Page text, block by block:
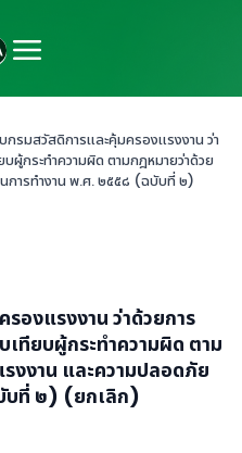
กรมสวัสดิการและคุ้มครองแรงงาน ว่า
ผู้กระทำความผิด ตามกฎหมายว่าด้วย
การทำงาน พ.ศ. ๒๕๕๘ (ฉบับที่ ๒)
องแรงงาน ว่าด้วยการ
เทียบผู้กระทำความผิด ตาม
งงาน และความปลอดภัย
บที่ ๒) (ยกเลิก)